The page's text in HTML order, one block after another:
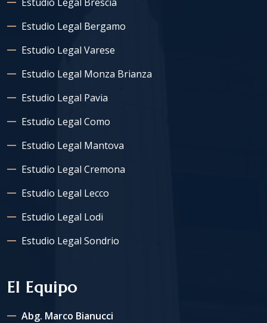
Estudio Legal Bergamo
Estudio Legal Varese
Estudio Legal Monza Brianza
Estudio Legal Pavia
Estudio Legal Como
Estudio Legal Mantova
Estudio Legal Cremona
Estudio Legal Lecco
Estudio Legal Lodi
Estudio Legal Sondrio
El Equipo
Abg. Marco Bianucci